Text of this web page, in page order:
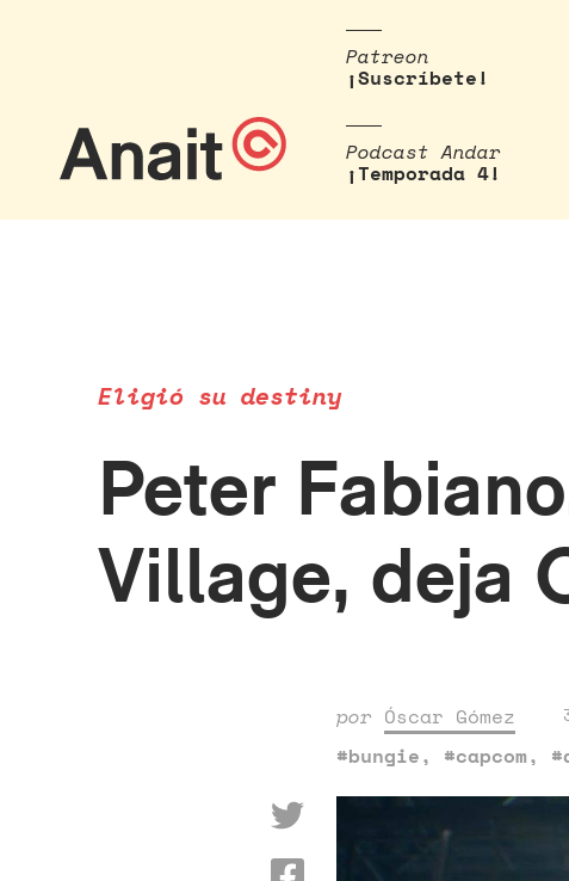
Patreon
¡Suscríbete!
Podcast Andar
¡Temporada 4!
Eligió su destiny
Peter
Village, deja
por Óscar Gómez
#bungie, #capcom,